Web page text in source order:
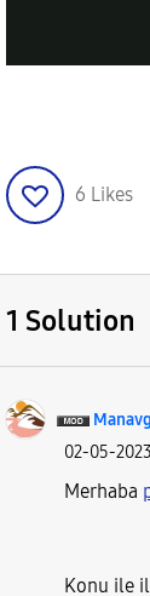
6 Likes
1 Solution
‎02-05-2023
Merhaba
Konu ile